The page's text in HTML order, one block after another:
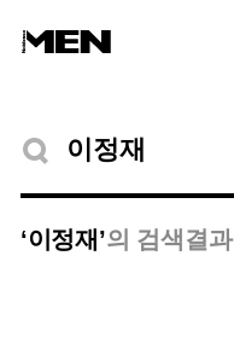
검색결과
‘이정재’의 검색결과